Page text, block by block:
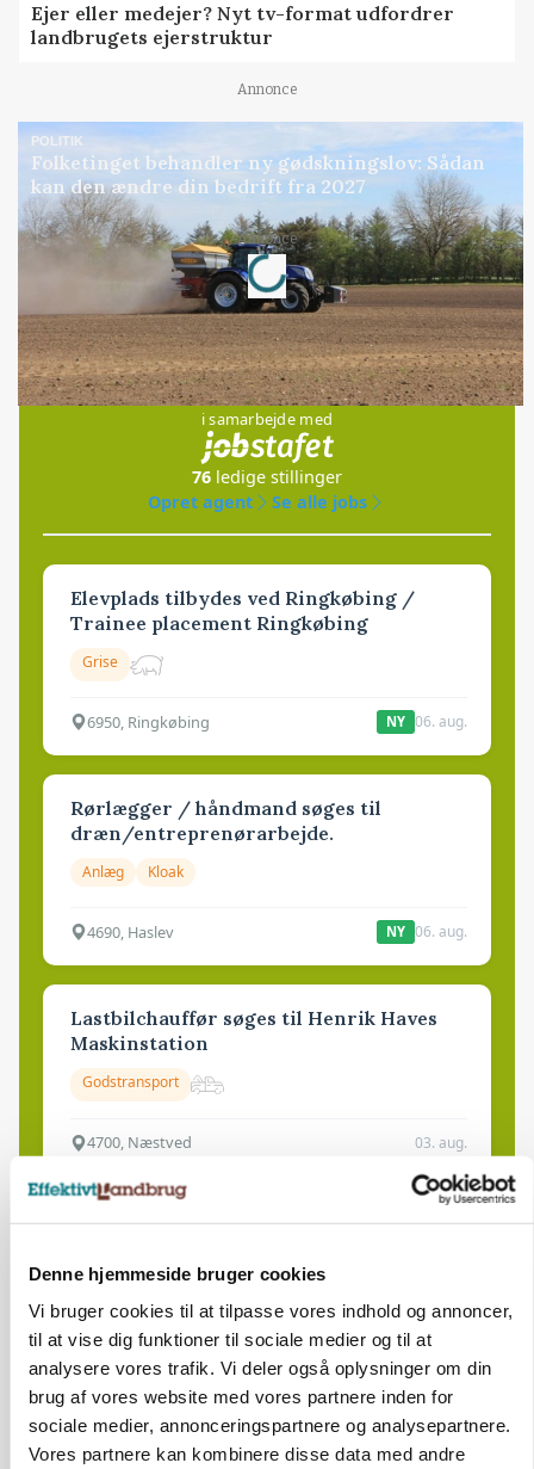
Denne hjemmeside bruger cookies
Vi bruger cookies til at tilpasse vores indhold og annoncer,
til at vise dig funktioner til sociale medier og til at
analysere vores trafik. Vi deler også oplysninger om din
brug af vores website med vores partnere inden for
sociale medier, annonceringspartnere og analysepartnere.
Vores partnere kan kombinere disse data med andre
Ejer eller medejer? Nyt tv-format udfordrer
landbrugets ejerstruktur
Annonce
POLITIK
Folketinget behandler ny gødskningslov: Sådan
kan den ændre din bedrift fra 2027
Annonce
Loading...
Jobs
i samarbejde med
76 ledige stillinger
Opret agent
Se alle jobs
Elevplads tilbydes ved Ringkøbing /
Trainee placement Ringkøbing
Grise
6950, Ringkøbing NY 06. aug.
Rørlægger / håndmand søges til
dræn/entreprenørarbejde.
Anlæg Kloak
4690, Haslev NY 06. aug.
Lastbilchauffør søges til Henrik Haves
Maskinstation
Godstransport
4700, Næstved 03. aug.
Medarbejdere til griseproduktion
Grise
9681, Ranum 03. aug.
Kalvepasser til ejendom i udvikling søges